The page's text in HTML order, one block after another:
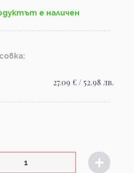
е наличен
27.09 € / 52.98 лв.